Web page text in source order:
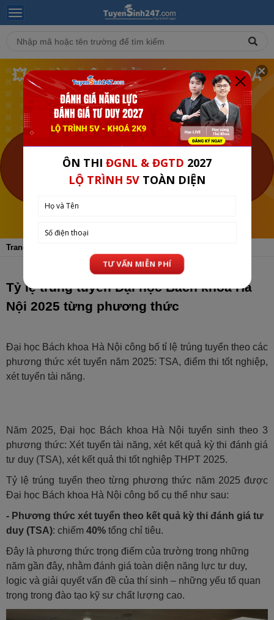
💥 NGÀY HỘI TRẢ GIÁ - MUA KHOÁ
HỌC THEO GIÁ BẠN MUỐN❗
🎯 LỚP 1-12 TẠI TUYENSINH247 (TỪ 10-12/08)
BẮT ĐẦU SAU 1
NGÀY
Trang chủ
Tỷ lệ trúng tuyển Đại học Bách khoa Hà
Nội 2025 từng phương thức
Đại học Bách khoa Hà Nội công bố tỉ lệ trúng tuyển theo các
phương thức xét tuyển năm 2025: TSA, điểm thi tốt nghiệp,
xét tuyển tài năng.
Năm 2025, Đại học Bách khoa Hà Nội tuyển sinh theo 3
phương thức: Xét tuyển tài năng, xét kết quả kỳ thi đánh giá
tư duy (TSA), xét kết quả thi tốt nghiệp THPT 2025.
Tỷ lệ trúng tuyển theo từng phương thức năm 2025 được
Đại học Bách khoa Hà Nội công bố cụ thể như sau:
- Phương thức xét tuyển theo kết quả kỳ thi đánh giá tư
duy (TSA): chiếm 40% tổng chỉ tiêu.
Đây là phương thức trọng điểm của trường trong những
năm gần đây, nhằm đánh giá toàn diện năng lực tư duy,
logic và giải quyết vấn đề của thí sinh – những yếu tố quan
trọng trong đào tạo kỹ sư chất lượng cao.